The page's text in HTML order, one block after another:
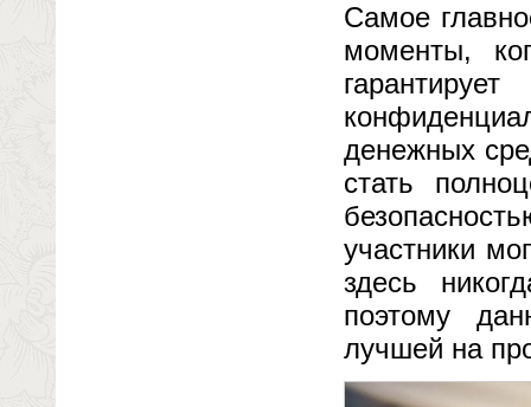
Самое
моменты,
денежных
стать
участники
здесь
поэтому
лучшей на